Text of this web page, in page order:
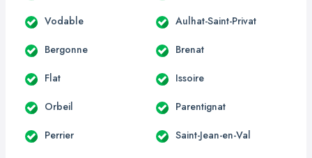
Vodable Aulhat-Saint-Privat
Bergonne Brenat
Flat Issoire
Orbeil Parentignat
Perrier Saint-Jean-en-Val